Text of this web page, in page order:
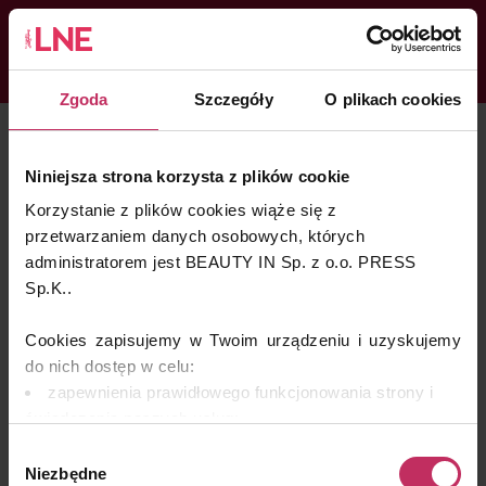
Zgoda Szczegóły O plikach cookies
Niniejsza strona korzysta z plików cookie
Korzystanie z plików cookies wiąże się z
przetwarzaniem danych osobowych, których
administratorem jest BEAUTY IN Sp. z o.o. PRESS
Sp.K..
Cookies zapisujemy w Twoim urządzeniu i uzyskujemy
do nich dostęp w celu:
zapewnienia prawidłowego funkcjonowania strony i
analizy zachowań użytkowników w celu ich lepszego
zgody
Niezbędne
LNENEWS KONTAKT ZALOGUJ
KONGRES I TARGI
Skin Master w Warszawie
49. edycja w Krakowie
VIDEO
PODCAST
MAGAZYN
ARTYKUŁY